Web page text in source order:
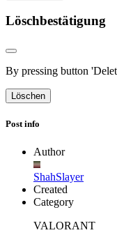
Löschbestätigung
By pressing button
Löschen
Post info
Author
ShahSlayer
Created
Category
VALORANT